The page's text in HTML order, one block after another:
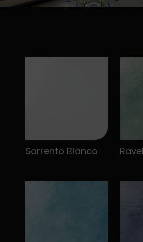
Sorrento Bianco